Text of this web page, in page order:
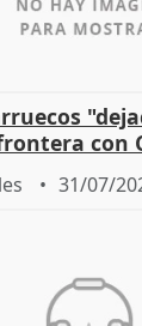
con
31/07/